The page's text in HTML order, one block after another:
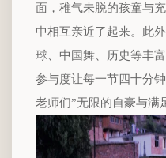
面，稚气未脱的孩童与
中相互亲近了起来。此
球、中国舞、历史等丰
参与度让每一节四十分
老师们”无限的自豪与满